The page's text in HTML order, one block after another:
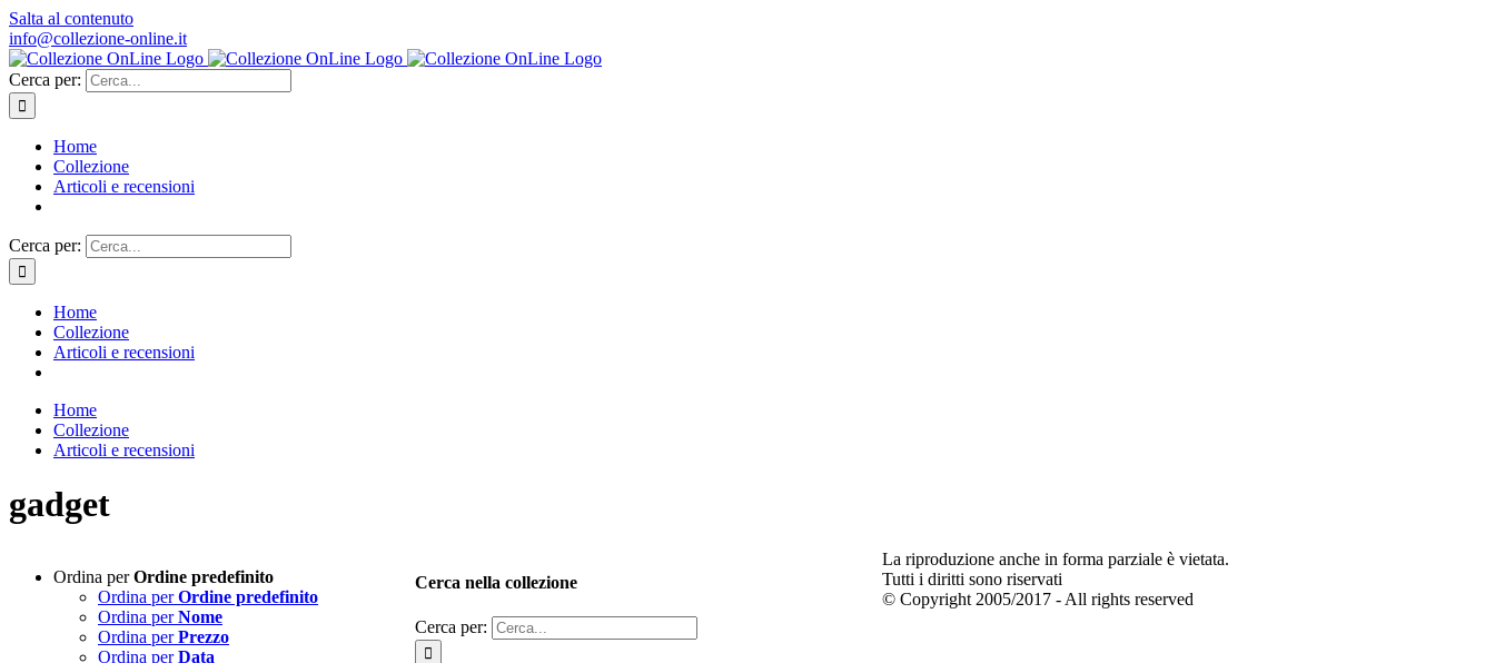
Salta al contenuto
info@collezione-online.it
Cerca per:
Home
Collezione
Articoli e recensioni
Cerca per:
Home
Collezione
Articoli e recensioni
Home
Collezione
Articoli e recensioni
gadget
Ordina perOrdine predefinito
Ordina perOrdine predefinito
Ordina perNome
Ordina perPrezzo
Ordina perData
Cerca nella collezione
Cerca per:
La riproduzione anche in forma parziale è vietata.
Tutti i diritti sono riservati
© Copyright 2005/2017 - All rights reserved